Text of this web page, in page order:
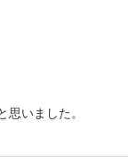
いました。